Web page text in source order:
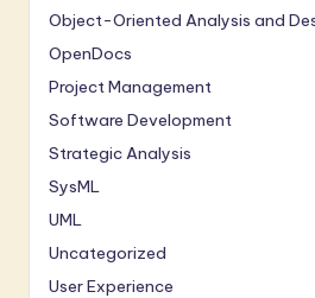
Object-Oriented Analysis and
OpenDocs
Project Management
Software Development
Strategic Analysis
SysML
UML
Uncategorized
User Experience